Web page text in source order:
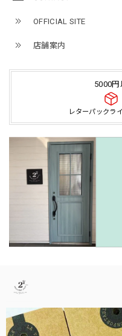
OFFICIAL SITE
店舗案内
5000
レターパックラ